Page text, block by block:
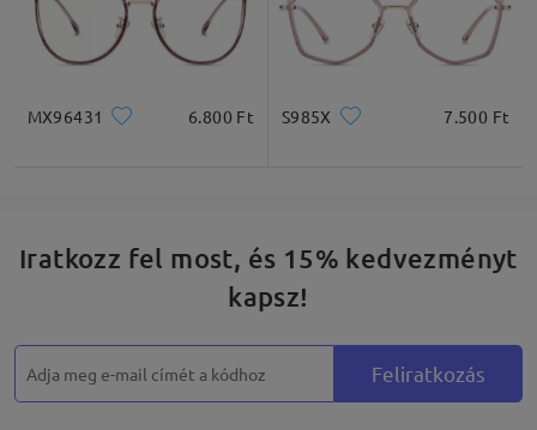
MX96431 6.800 Ft S985X 7.500 Ft
Iratkozz fel most, és 15% kedvezményt
kapsz!
Feliratkozás